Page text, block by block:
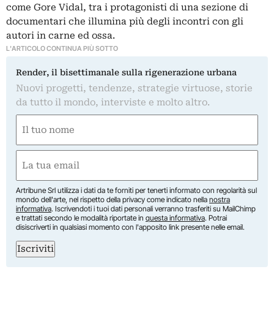
come Gore Vidal, tra i protagonisti di una sezione di
documentari che illumina più degli incontri con gli
autori in carne ed ossa.
L'ARTICOLO CONTINUA PIÙ SOTTO
Render, il bisettimanale sulla rigenerazione urbana
Nuovi progetti, tendenze, strategie virtuose, storie
da tutto il mondo, interviste e molto altro.
(Required)
(Required)
Artribune Srl utilizza i dati da te forniti per tenerti informato con regolarità sul
mondo dell'arte, nel rispetto della privacy come indicato nella nostra
informativa. Iscrivendoti i tuoi dati personali verranno trasferiti su MailChimp
e trattati secondo le modalità riportate in questa informativa. Potrai
disiscriverti in qualsiasi momento con l'apposito link presente nelle email.
Iscriviti